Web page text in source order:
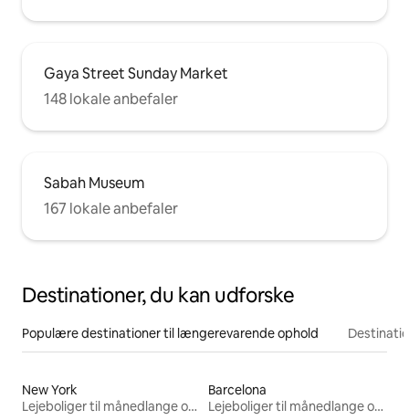
Gaya Street Sunday Market
148 lokale anbefaler
Sabah Museum
167 lokale anbefaler
Destinationer, du kan udforske
Populære destinationer til længerevarende ophold
New York
Lejeboliger til månedlange ophold
Barcelona
Lejeboliger til månedlange ophold